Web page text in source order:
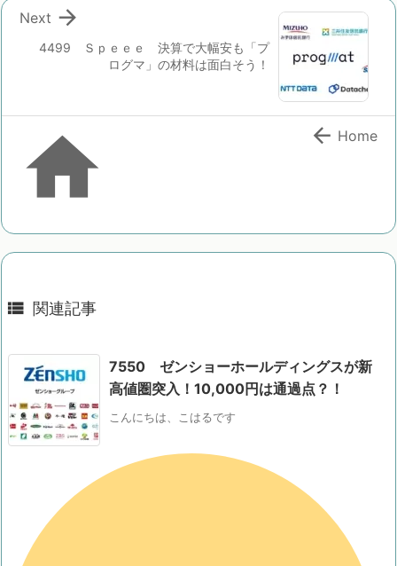
4499 Ｓｐｅｅｅ 決算で大幅安も「プ
ログマ」の材料は面白そう！

Next
  Home
 関連記事
7550 ゼンショーホールディングスが新
高値圏突入！10,000円は通過点？！
こんにちは、こはるです